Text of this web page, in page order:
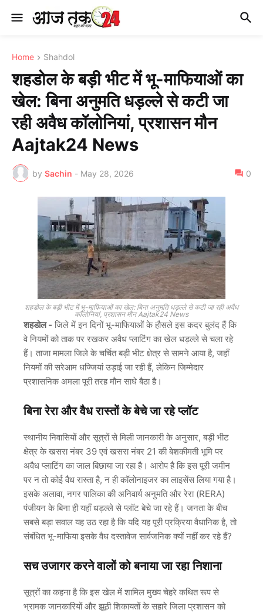
Home Shahdol
शहडोल के बड़ी भीट में भू-माफियाओं का
खेल: बिना अनुमति धड़ल्ले से कटी जा
रही अवैध कॉलोनियां, प्रशासन मौन
Aajtak24 News
by Sachin - May 28, 2026 0
शहडोल के बड़ी भीट में भू-माफियाओं का खेल: बिना अनुमति धड़ल्ले से कटी जा रही अवैध
कॉलोनियां, प्रशासन मौन Aajtak24 News
शहडोल - जिले में इन दिनों भू-माफियाओं के हौसले इस कदर बुलंद हैं कि
वे नियमों को ताक पर रखकर अवैध प्लाटिंग का खेल धड़ल्ले से चला रहे
हैं। ताजा मामला जिले के चर्चित बड़ी भीट क्षेत्र से सामने आया है, जहाँ
नियमों की सरेआम धज्जियां उड़ाई जा रही हैं, लेकिन जिम्मेदार
प्रशासनिक अमला पूरी तरह मौन साधे बैठा है।
बिना रेरा और वैध रास्तों के बेचे जा रहे प्लॉट
स्थानीय निवासियों और सूत्रों से मिली जानकारी के अनुसार, बड़ी भीट
क्षेत्र के खसरा नंबर 39 एवं खसरा नंबर 21 की बेशकीमती भूमि पर
अवैध प्लाटिंग का जाल बिछाया जा रहा है। आरोप है कि इस पूरी जमीन
पर न तो कोई वैध रास्ता है, न ही कॉलोनाइजर का लाइसेंस लिया गया है।
इसके अलावा, नगर पालिका की अनिवार्य अनुमति और रेरा (RERA)
पंजीयन के बिना ही यहाँ धड़ल्ले से प्लॉट बेचे जा रहे हैं। जनता के बीच
सबसे बड़ा सवाल यह उठ रहा है कि यदि यह पूरी प्रक्रिया वैधानिक है, तो
संबंधित भू-माफिया इसके वैध दस्तावेज सार्वजनिक क्यों नहीं कर रहे हैं?
सच उजागर करने वालों को बनाया जा रहा निशाना
सूत्रों का कहना है कि इस खेल में शामिल मुख्य चेहरे कथित रूप से
भ्रामक जानकारियों और झूठी शिकायतों के सहारे जिला प्रशासन को